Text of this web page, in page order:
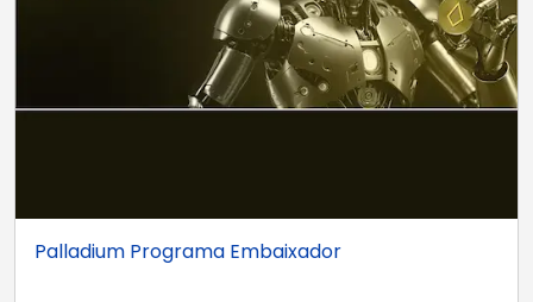
Palladium Programa Embaixador